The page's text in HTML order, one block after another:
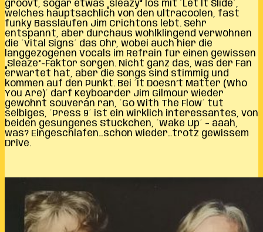
groovt, sogar etwas „sleazy“ los mit ´Let It Slide´,
welches hauptsächlich von den ultracoolen, fast
funky Bassläufen Jim Crichtons lebt. Sehr
entspannt, aber durchaus wohlklingend verwöhnen
die ´Vital Signs´ das Ohr, wobei auch hier die
langgezogenen Vocals im Refrain für einen gewissen
„Sleaze“-Faktor sorgen. Nicht ganz das, was der Fan
erwartet hat, aber die Songs sind stimmig und
kommen auf den Punkt. Bei ´It Doesn’t Matter (Who
You Are)´ darf Keyboarder Jim Gilmour wieder
gewohnt souverän ran, ´Go With The Flow´ tut
selbiges, ´Press 9´ ist ein wirklich interessantes, von
beiden gesungenes Stückchen, ´Wake Up´ – äääh,
was? Eingeschlafen…schon wieder…trotz gewissem
Drive.